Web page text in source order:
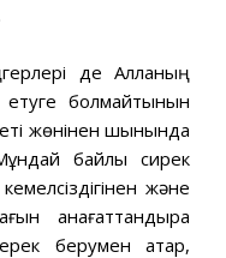
де Алланың
болмайтынын
жөнінен шынында
байлық сирек
және
қанағаттандыра
берумен қатар,